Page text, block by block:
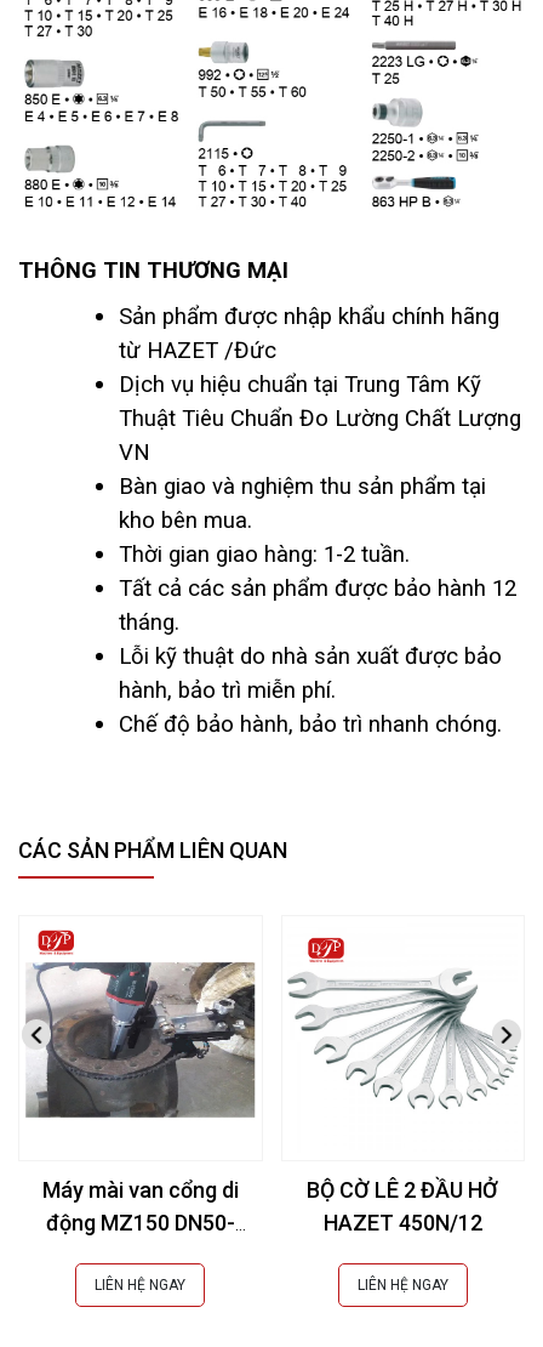
THÔNG TIN THƯƠNG MẠI
Sản phẩm được nhập khẩu chính hãng
từ HAZET /Đức
Dịch vụ hiệu chuẩn tại Trung Tâm Kỹ
Thuật Tiêu Chuẩn Đo Lường Chất Lượng
VN
Bàn giao và nghiệm thu sản phẩm tại
kho bên mua.
Thời gian giao hàng: 1-2 tuần.
Tất cả các sản phẩm được bảo hành 12
tháng.
Lỗi kỹ thuật do nhà sản xuất được bảo
hành, bảo trì miễn phí.
Chế độ bảo hành, bảo trì nhanh chóng.
CÁC SẢN PHẨM LIÊN QUAN
Máy mài van cổng di
động MZ150 DN50-
LIÊN HỆ NGAY
BỘ CỜ LÊ 2 ĐẦU HỞ
HAZET 450N/12
LIÊN HỆ NGAY